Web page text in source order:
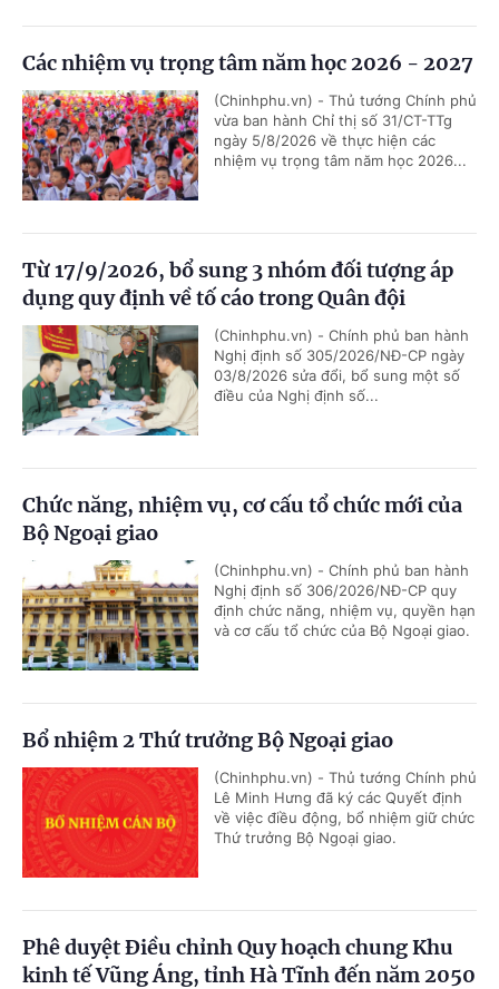
Các nhiệm vụ trọng tâm năm học 2026 - 2027
(Chinhphu.vn) - Thủ tướng Chính phủ
vừa ban hành Chỉ thị số 31/CT-TTg
ngày 5/8/2026 về thực hiện các
nhiệm vụ trọng tâm năm học 2026...
Từ 17/9/2026, bổ sung 3 nhóm đối tượng áp
dụng quy định về tố cáo trong Quân đội
(Chinhphu.vn) - Chính phủ ban hành
Nghị định số 305/2026/NĐ-CP ngày
03/8/2026 sửa đổi, bổ sung một số
điều của Nghị định số...
Chức năng, nhiệm vụ, cơ cấu tổ chức mới của
Bộ Ngoại giao
(Chinhphu.vn) - Chính phủ ban hành
Nghị định số 306/2026/NĐ-CP quy
định chức năng, nhiệm vụ, quyền hạn
và cơ cấu tổ chức của Bộ Ngoại giao.
Bổ nhiệm 2 Thứ trưởng Bộ Ngoại giao
(Chinhphu.vn) - Thủ tướng Chính phủ
Lê Minh Hưng đã ký các Quyết định
về việc điều động, bổ nhiệm giữ chức
Thứ trưởng Bộ Ngoại giao.
Phê duyệt Điều chỉnh Quy hoạch chung Khu
kinh tế Vũng Áng, tỉnh Hà Tĩnh đến năm 2050